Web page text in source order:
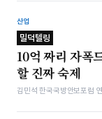
산업
밀덕텔링
10억 짜리 자폭
할 진짜 숙제
김민석 한국국방안보포럼